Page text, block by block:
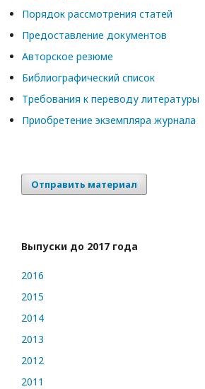
Порядок рассмотрения статей
Предоставление документов
Авторское резюме
Библиографический список
Требования к переводу литературы
Приобретение экземпляра журнала
Отправить материал
Выпуски до 2017 года
2016
2015
2014
2013
2012
2011